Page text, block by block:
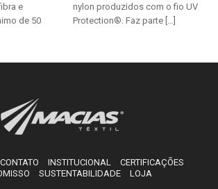
e
de 50
nylon produzidos com o fio UV
Protection®. Faz parte […]
CONTATO INSTITUCIONAL
CERTIFICAÇÕES
SUSTENTABILIDADE LOJA